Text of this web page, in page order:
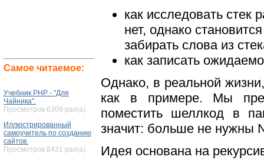
Самое читаемое:
Учебник PHP - "Для
Чайника".
Просмотров 6309 раз(а).
Иллюстрированный
самоучитель по созданию
сайтов.
Просмотров 8431 раз(а).
как исследовать стек
нет, однако
забирать слова из
как записать
Однако, в реальной
как в примере. Мы
поместить шеллкод в
значит: больше не нужны
Идея основана на